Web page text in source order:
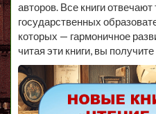
авторов. Все книги
государственных
которых — гармоничное
читая эти книги, вы